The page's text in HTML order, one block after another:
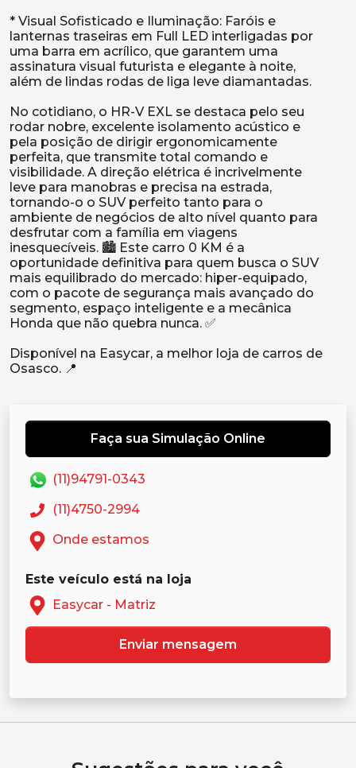
* Visual Sofisticado e Iluminação: Faróis e
lanternas traseiras em Full LED interligadas por
uma barra em acrílico, que garantem uma
assinatura visual futurista e elegante à noite,
além de lindas rodas de liga leve diamantadas.
No cotidiano, o HR-V EXL se destaca pelo seu
rodar nobre, excelente isolamento acústico e
pela posição de dirigir ergonomicamente
perfeita, que transmite total comando e
visibilidade. A direção elétrica é incrivelmente
leve para manobras e precisa na estrada,
tornando-o o SUV perfeito tanto para o
ambiente de negócios de alto nível quanto para
desfrutar com a família em viagens
inesquecíveis. 🏙️ Este carro 0 KM é a
oportunidade definitiva para quem busca o SUV
mais equilibrado do mercado: hiper-equipado,
com o pacote de segurança mais avançado do
segmento, espaço inteligente e a mecânica
Honda que não quebra nunca. ✅
Disponível na Easycar, a melhor loja de carros de
Faça sua Simulação Online
(11)94791-0343
(11)4750-2994
Onde estamos
Este veículo está na loja
Easycar - Matriz
Enviar mensagem